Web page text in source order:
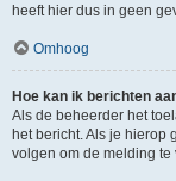
heeft hier dus in geen
Omhoog
Hoe kan ik berichten
Als de beheerder het
het bericht. Als je hierop
volgen om de melding te